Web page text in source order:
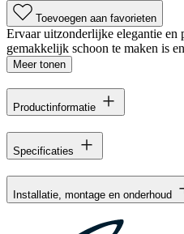
Toevoegen aan favorieten
Ervaar uitzonderlijke elegantie en
gemakkelijk schoon te maken is
Meer tonen
Productinformatie
Specificaties
Installatie, montage en onderhoud